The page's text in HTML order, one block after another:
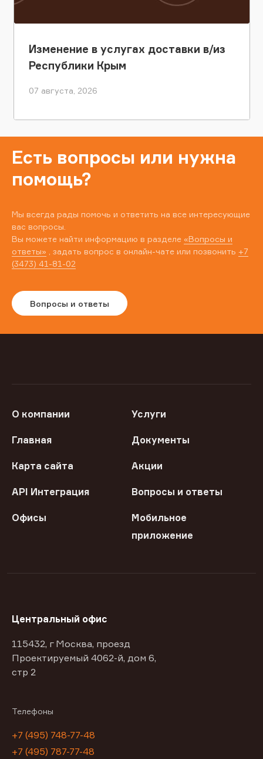
Изменение в услугах доставки в/из
Республики Крым
07 августа, 2026
Есть вопросы или нужна
помощь?
Мы всегда рады помочь и ответить на все интересующие
вас вопросы.
Вы можете найти информацию в разделе «Вопросы и
ответы» , задать вопрос в онлайн-чате или позвонить +7
(3473) 41-81-02
Вопросы и ответы
О компании Услуги
Главная Документы
Карта сайта Акции
API Интеграция Вопросы и ответы
Офисы
Мобильное
приложение
Центральный офис
115432, г Москва, проезд
Проектируемый 4062-й, дом 6,
стр 2
Телефоны
+7 (495) 748-77-48
+7 (495) 787-77-48